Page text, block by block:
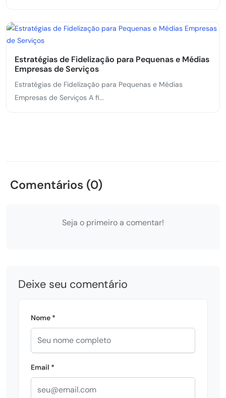
Estratégias de Fidelização para Pequenas e Médias
Empresas de Serviços
Estratégias de Fidelização para Pequenas e Médias
Empresas de Serviços A fi...
Comentários (0)
Seja o primeiro a comentar!
Deixe seu comentário
Nome *
Email *